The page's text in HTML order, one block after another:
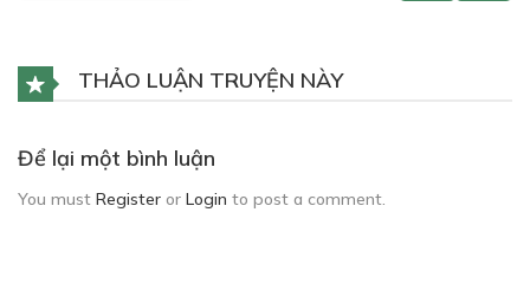
THẢO LUẬN TRUYỆN NÀY
Để lại một bình luận
You must Register or Login to post a comment.